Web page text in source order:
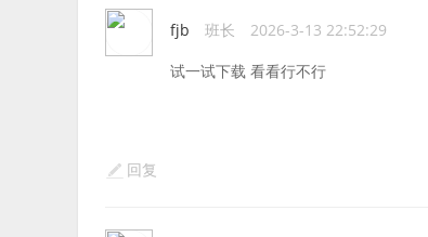
fjb 班长 2026-3-13 22:52:29
试一试下载 看看行不行
回复